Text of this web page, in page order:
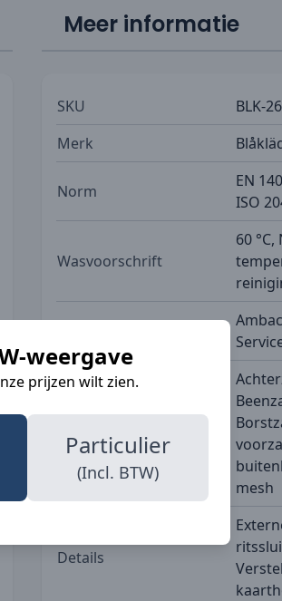
weergave
prijzen wilt zien.
Particulier
(Incl. BTW)
Meer informatie
SKU
BLK-
Merk
Norm
EN
ISO
Wasvoorschrift
60
Zakken
mesh
Details